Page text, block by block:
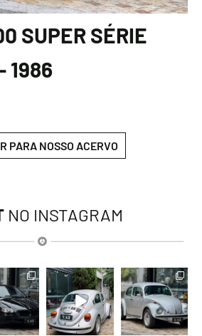
SUPER SÉRIE
1986
PARA NOSSO ACERVO
NO INSTAGRAM
Ago 6
lart.br
Ago 6
lart.br
Ago 6